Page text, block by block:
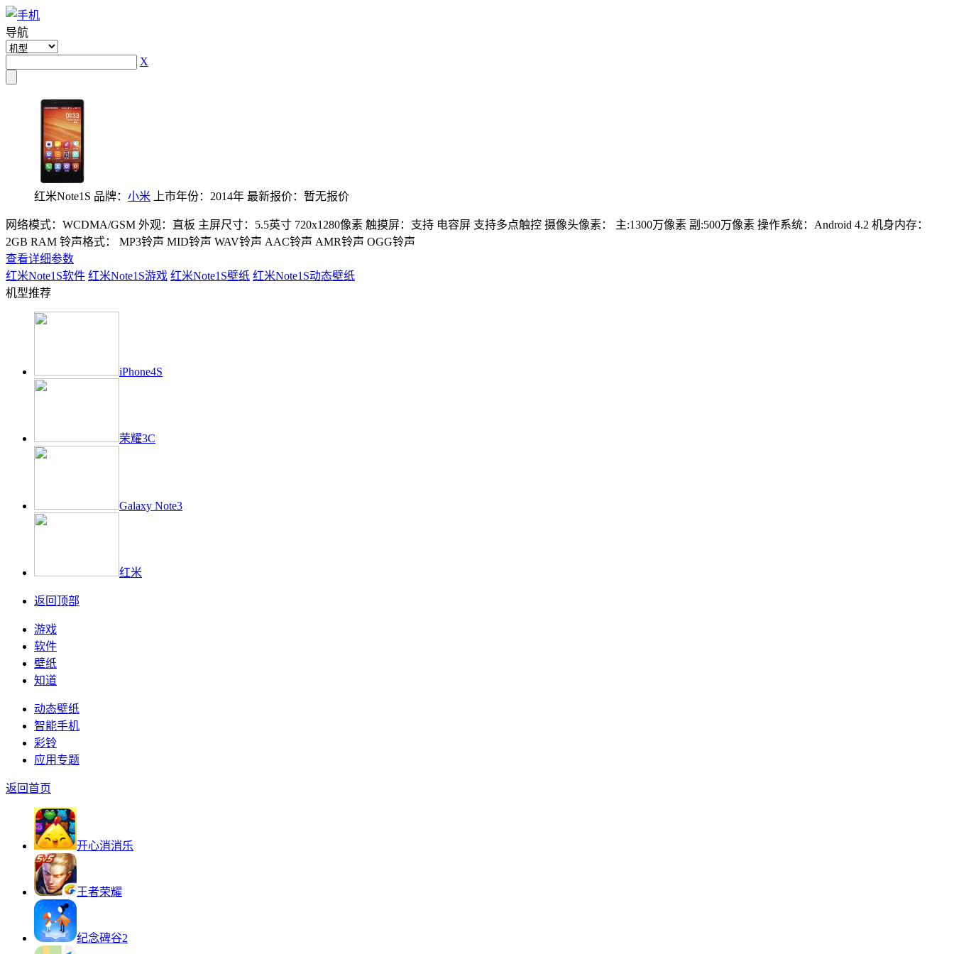
导航
X
红米Note1S 品牌： 小米 上市年份：2014年 最新报价：暂无报价
网络模式：WCDMA/GSM 外观：直板 主屏尺寸：5.5英寸 720x1280像素 触摸屏：支持 电容屏 支持多点触控 摄像头像素： 主:1300万像素 副:500万像素 操作系统：Android 4.2 机身内存：
2GB RAM 铃声格式： MP3铃声 MID铃声 WAV铃声 AAC铃声 AMR铃声 OGG铃声
查看详细参数
红米Note1S软件 红米Note1S游戏 红米Note1S壁纸 红米Note1S动态壁纸
机型推荐
iPhone4S
荣耀3C
Galaxy Note3
红米
返回顶部
游戏
软件
壁纸
知道
动态壁纸
智能手机
彩铃
应用专题
返回首页
开心消消乐
王者荣耀
纪念碑谷2